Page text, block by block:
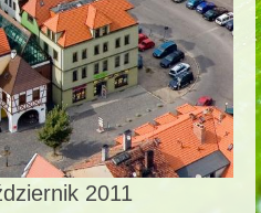
2011